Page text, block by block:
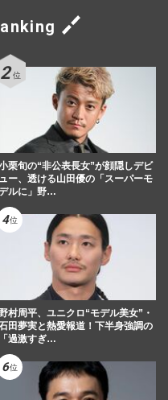
り不快感が勝る」大御所
》上沼恵美子、和田アキ
を抑えた…
2026/4/27
崎県知事選に再挑戦を表
“出戻り出馬”に「まだ未
と厳し…
歳で名物番組『明石家サ
退匂わせ”から10年経過
せ持つ…
日号
栗旬の“非公表長女”が顔隠しデビ
ュー、透ける山田優の「スーパーモ
ルに」野…
村周平、ユニクロ“モデル美女”・
田夢実と熱愛報道！下半身強調の
「過激すぎ…